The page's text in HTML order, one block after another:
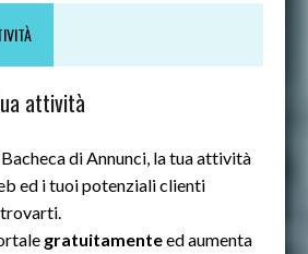
attività
di Annunci, la tua attività
ed i tuoi potenziali clienti
gratuitamenteed aumenta